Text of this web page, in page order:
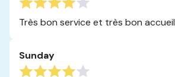
Très bon service et très bon accueil
Sunday